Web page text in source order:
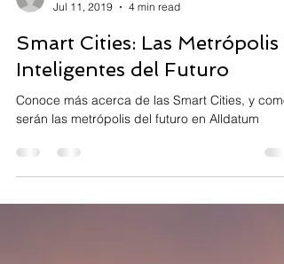
Esther Riveroll
Jul 11, 2019
4 min read
Smart Cities: Las Metrópolis
Inteligentes del Futuro
Conoce más acerca de las Smart Cities, y como